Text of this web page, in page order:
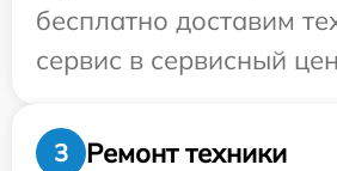
бесплатно доставим
сервис в сервисный
3
Ремонт техники